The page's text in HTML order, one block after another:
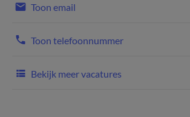
Toon email
Toon telefoonnummer
Bekijk meer vacatures